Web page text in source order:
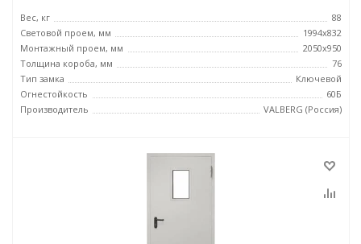
Вес, кг
88
Световой проем, мм
1994x832
Монтажный проем, мм
2050x950
Толщина короба, мм
76
Тип замка
Ключевой
Огнестойкость
60Б
Производитель
VALBERG (Россия)